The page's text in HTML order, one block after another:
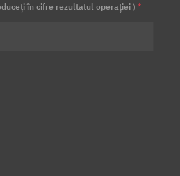
în cifre rezultatul operației ) *